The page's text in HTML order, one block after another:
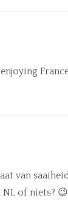
van
of niets?